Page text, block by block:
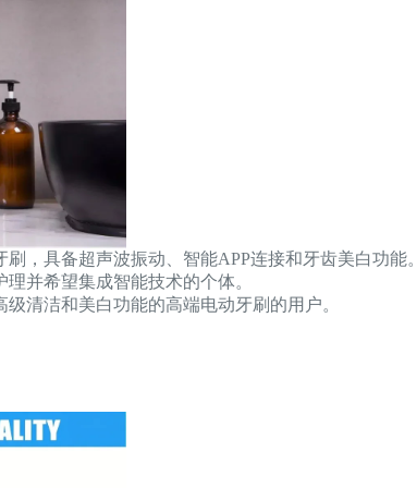
，具备超声波振动、智能APP连接和牙齿美白功能。
并希望集成智能技术的个体。
清洁和美白功能的高端电动牙刷的用户。